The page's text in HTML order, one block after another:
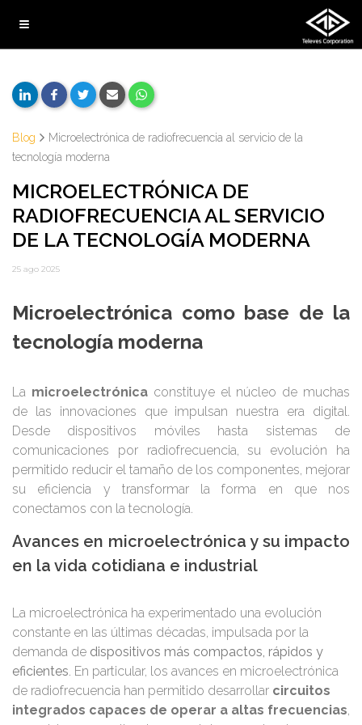
Blog
Microelectrónica de radiofrecuencia al servicio de la
tecnología moderna
MICROELECTRÓNICA DE
RADIOFRECUENCIA AL SERVICIO
DE LA TECNOLOGÍA MODERNA
25 ago 2025
Microelectrónica como base de la
tecnología moderna
La microelectrónica constituye el núcleo de muchas
de las innovaciones que impulsan nuestra era digital.
Desde dispositivos móviles hasta sistemas de
comunicaciones por radiofrecuencia, su evolución ha
permitido reducir el tamaño de los componentes, mejorar
su eficiencia y transformar la forma en que nos
conectamos con la tecnología.
Avances en microelectrónica y su impacto
en la vida cotidiana e industrial
La microelectrónica ha experimentado una evolución
constante en las últimas décadas, impulsada por la
demanda de dispositivos más compactos, rápidos y
eficientes. En particular, los avances en microelectrónica
de radiofrecuencia han permitido desarrollar circuitos
integrados capaces de operar a altas frecuencias,